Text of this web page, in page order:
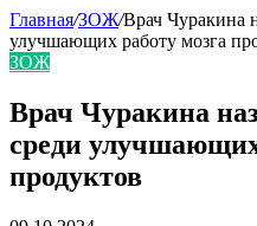
Главная/ЗОЖ/Врач Чуракина
улучшающих работу мозга
ЗОЖ
Врач Чуракина
среди
продуктов